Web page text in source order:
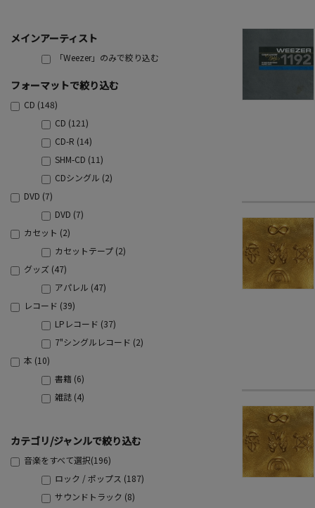
メインアーティスト
「Weezer」のみで絞り込む
フォーマットで絞り込む
CD (148)
CD (121)
CD-R (14)
SHM-CD (11)
CDシングル (2)
DVD (7)
DVD (7)
カセット (2)
カセットテープ (2)
グッズ (47)
アパレル (47)
レコード (39)
LPレコード (37)
7"シングルレコード (2)
本 (10)
書籍 (6)
雑誌 (4)
カテゴリ/ジャンルで絞り込む
音楽をすべて選択(196)
ロック / ポップス (187)
サウンドトラック (8)